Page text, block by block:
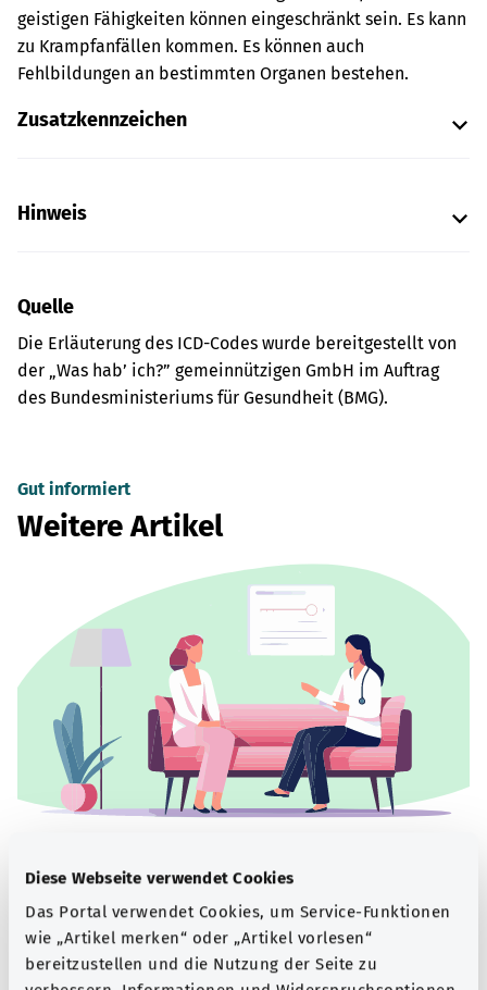
Diese Webseite verwendet Cookies
Das Portal verwendet Cookies, um Service-Funktionen
wie „Artikel merken“ oder „Artikel vorlesen“
bereitzustellen und die Nutzung der Seite zu
geistigen Fähigkeiten können eingeschränkt sein. Es kann
zu Krampfanfällen kommen. Es können auch
Fehlbildungen an bestimmten Organen bestehen.
Zusatzkennzeichen
Hinweis
Quelle
Die Erläuterung des ICD-Codes wurde bereitgestellt von
der „Was hab’ ich?” gemeinnützigen GmbH im Auftrag
des Bundesministeriums für Gesundheit (BMG).
Gut informiert
Weitere Artikel
Informationsangebote zu bestimmten
Gesundheitsthemen.